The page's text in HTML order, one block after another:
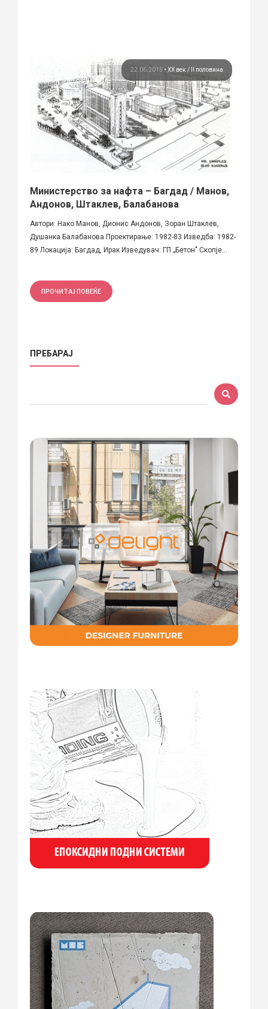
22.06.2015 • ХХ век / II половина
Министерство за нафта – Багдад / Манов,
Андонов, Штаклев, Балабанова
Автори: Нако Манов, Дионис Андонов, Зоран Штаклев,
Душанка Балабанова Проектирање: 1982-83 Изведба: 1982-
89 Локација: Багдад, Ирак Изведувач: ГП „Бетон" Скопје...
ПРОЧИТАЈ ПОВЕЌЕ
ПРЕБАРАЈ